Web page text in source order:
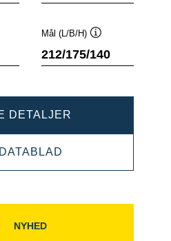
Mål (L/B/H)
212/175/140
DETALJER
AUX
DATABLAD
AUX
NYHED